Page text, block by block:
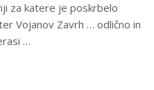
za katere je poskrbelo
Vojanov Zavrh … odlično in
…